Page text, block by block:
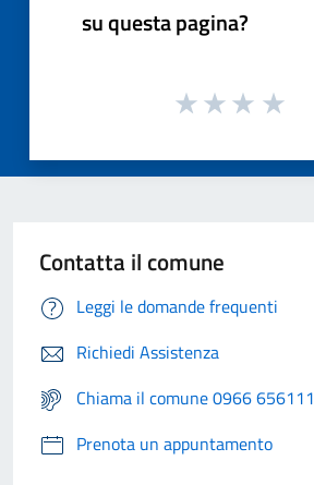
su questa pagina?
Contatta il comune
Leggi le domande frequenti
Richiedi Assistenza
Chiama il comune 0966 656111
Prenota un appuntamento